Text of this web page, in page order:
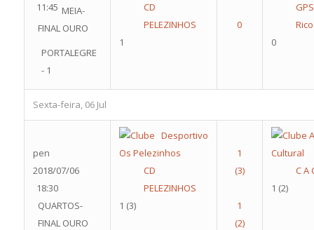
11:45 MEIA-
FINAL OURO
PORTALEGRE
- 1
CD
PELEZINHOS
1
Rico
0
Sexta-feira, 06 Jul
pen
2018/07/06
18:30
QUARTOS-
FINAL OURO
CD
PELEZINHOS
1 (3)
C A
1 (2)